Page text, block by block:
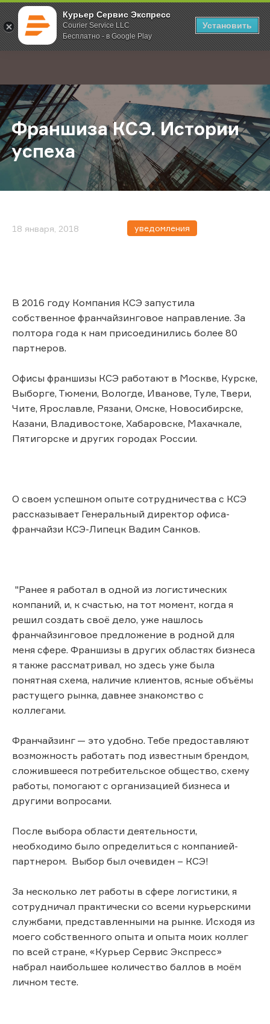
Курьер Сервис Экспресс
Courier Service LLC
Бесплатно - в Google Play
Установить
; Главная О компании Новости Франшиза КСЭ. Истории успеха
Франшиза КСЭ. Истории
успеха
18 января, 2018 уведомления
В 2016 году Компания КСЭ запустила
собственное франчайзинговое направление. За
полтора года к нам присоединились более 80
партнеров.
Офисы франшизы КСЭ работают в Москве, Курске,
Выборге, Тюмени, Вологде, Иванове, Туле, Твери,
Чите, Ярославле, Рязани, Омске, Новосибирске,
Казани, Владивостоке, Хабаровске, Махачкале,
Пятигорске и других городах России.
О своем успешном опыте сотрудничества с КСЭ
рассказывает Генеральный директор офиса-
франчайзи КСЭ-Липецк Вадим Санков.
"Ранее я работал в одной из логистических
компаний, и, к счастью, на тот момент, когда я
решил создать своё дело, уже нашлось
франчайзинговое предложение в родной для
меня сфере. Франшизы в других областях бизнеса
я также рассматривал, но здесь уже была
понятная схема, наличие клиентов, ясные объёмы
растущего рынка, давнее знакомство с
коллегами.
Франчайзинг — это удобно. Тебе предоставляют
возможность работать под известным брендом,
сложившееся потребительское общество, схему
работы, помогают с организацией бизнеса и
другими вопросами.
После выбора области деятельности,
необходимо было определиться с компанией-
партнером. Выбор был очевиден – КСЭ!
За несколько лет работы в сфере логистики, я
сотрудничал практически со всеми курьерскими
службами, представленными на рынке. Исходя из
моего собственного опыта и опыта моих коллег
по всей стране, «Курьер Сервис Экспресс»
набрал наибольшее количество баллов в моём
личном тесте.